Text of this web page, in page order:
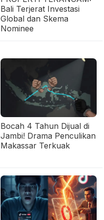
Bali Terjerat Investasi
Global dan Skema
Nominee
Bocah 4 Tahun Dijual di
Jambi! Drama Penculikan
Makassar Terkuak